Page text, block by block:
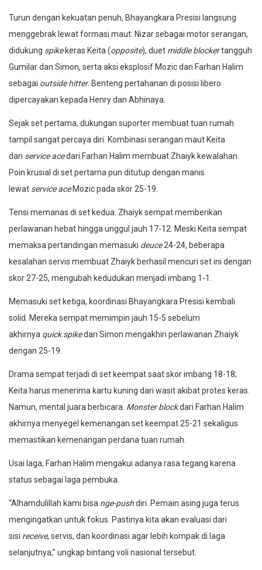
Turun dengan kekuatan penuh, Bhayangkara Presisi langsung
menggebrak lewat formasi maut: Nizar sebagai motor serangan,
didukung spikekeras Keita (opposite), duet middle blockertangguh
Gumilar dan Simon, serta aksi eksplosif Mozic dan Farhan Halim
sebagai outside hitter. Benteng pertahanan di posisi libero
dipercayakan kepada Henry dan Abhinaya.
Sejak set pertama, dukungan suporter membuat tuan rumah
tampil sangat percaya diri. Kombinasi serangan maut Keita
dan service acedari Farhan Halim membuat Zhaiyk kewalahan.
Poin krusial di set pertama pun ditutup dengan manis
lewat service aceMozic pada skor 25-19.
Tensi memanas di set kedua. Zhaiyk sempat memberikan
perlawanan hebat hingga unggul jauh 17-12. Meski Keita sempat
memaksa pertandingan memasuki deuce24-24, beberapa
kesalahan servis membuat Zhaiyk berhasil mencuri set ini dengan
skor 27-25, mengubah kedudukan menjadi imbang 1-1.
Memasuki set ketiga, koordinasi Bhayangkara Presisi kembali
solid. Mereka sempat memimpin jauh 15-5 sebelum
akhirnya quick spikedari Simon mengakhiri perlawanan Zhaiyk
dengan 25-19.
Drama sempat terjadi di set keempat saat skor imbang 18-18;
Keita harus menerima kartu kuning dari wasit akibat protes keras.
Namun, mental juara berbicara. Monster blockdari Farhan Halim
akhirnya menyegel kemenangan set keempat 25-21 sekaligus
memastikan kemenangan perdana tuan rumah.
Usai laga, Farhan Halim mengakui adanya rasa tegang karena
status sebagai laga pembuka.
“Alhamdulillah kami bisa nge-pushdiri. Pemain asing juga terus
mengingatkan untuk fokus. Pastinya kita akan evaluasi dari
sisi receive, servis, dan koordinasi agar lebih kompak di laga
selanjutnya,” ungkap bintang voli nasional tersebut.